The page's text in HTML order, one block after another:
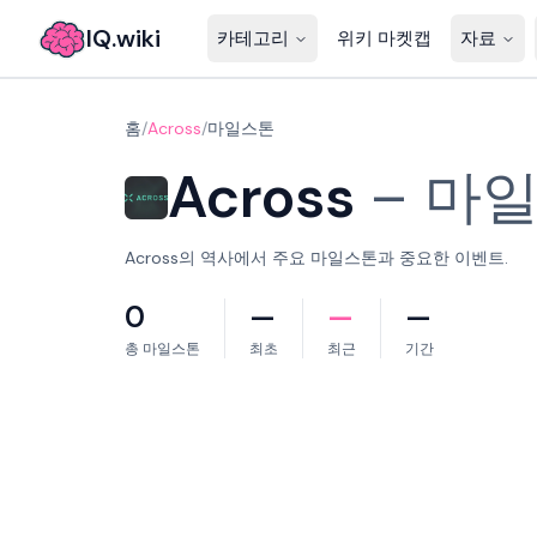
IQ.wiki 카테고리 위키 마켓캡 자료
홈/Across/마일스톤
Across – 마
Across의 역사에서 주요 마일스톤과 중요한 이벤트.
0
총 마일스톤
—
최초
—
최근
—
기간